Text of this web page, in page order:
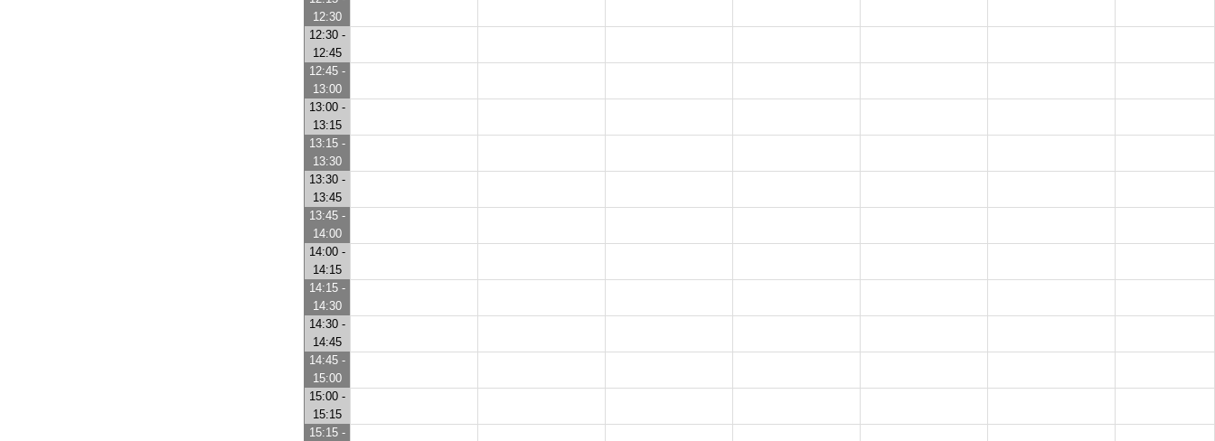
12:30
12:30 -
12:45
12:45 -
13:00
13:00 -
13:15
13:15 -
13:30
13:30 -
13:45
13:45 -
14:00
14:00 -
14:15
14:15 -
14:30
14:30 -
14:45
14:45 -
15:00
15:00 -
15:15
15:15 -